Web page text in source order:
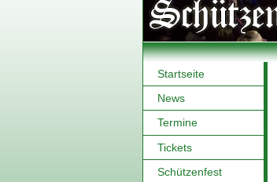
Startseite
News
Termine
Tickets
Schützenfest